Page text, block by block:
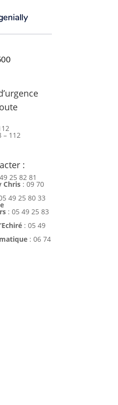
– 112
:
25 82 81
Chris : 09 70
49 25 80 33
: 05 49 25 83
: 05 49
: 06 74